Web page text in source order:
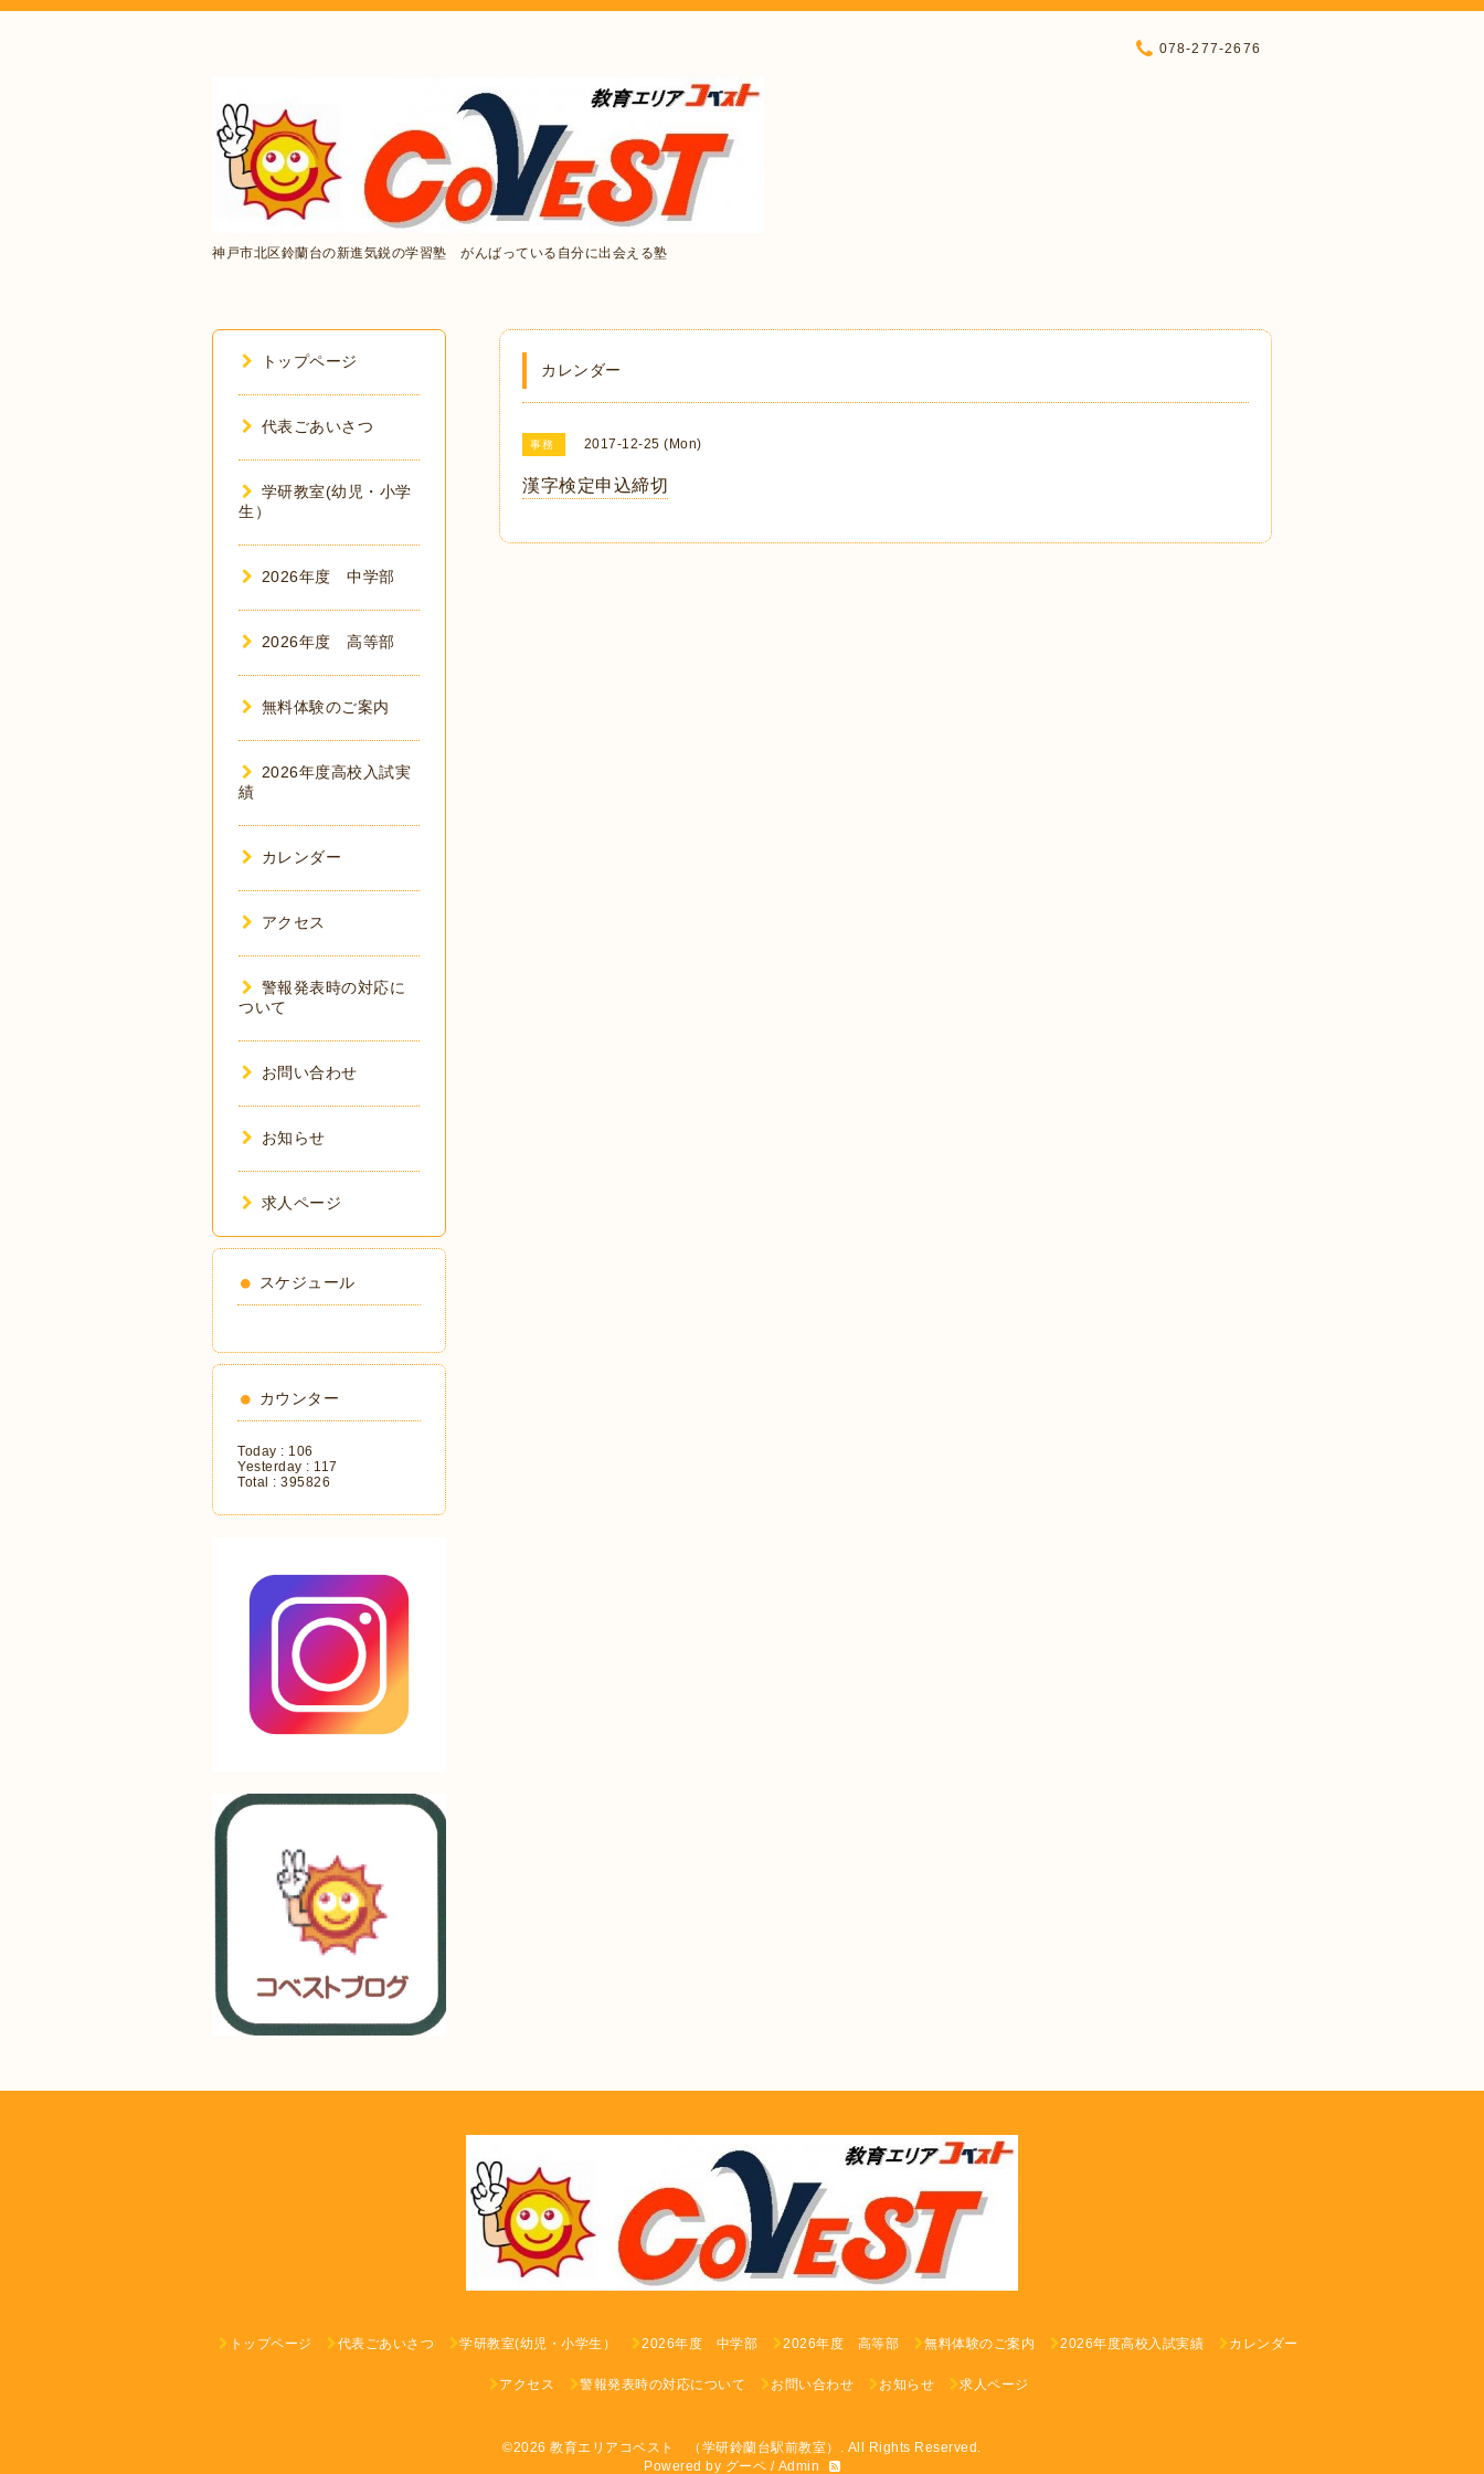
神戸市北区鈴蘭台の新進気鋭の学習塾 がんばっている自分に出会える塾
078-277-2676
カレンダー
事務 2017-12-25 (Mon)
漢字検定申込締切
トップページ
代表ごあいさつ
学研教室(幼児・小学
生）
2026年度 中学部
2026年度 高等部
無料体験のご案内
2026年度高校入試実
績
カレンダー
アクセス
警報発表時の対応に
ついて
お問い合わせ
お知らせ
求人ページ
スケジュール
カウンター
Today : 106
Yesterday : 117
Total : 395826
トップページ 代表ごあいさつ 学研教室(幼児・小学生） 2026年度 中学部 2026年度 高等部 無料体験のご案内 2026年度高校入試実績 カレンダー
アクセス 警報発表時の対応について お問い合わせ お知らせ 求人ページ
©2026教育エリアコベスト （学研鈴蘭台駅前教室） . All Rights Reserved.
Powered by グーペ / Admin